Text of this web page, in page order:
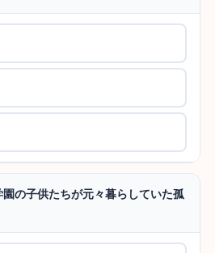
の子供たちが元々暮らしていた孤